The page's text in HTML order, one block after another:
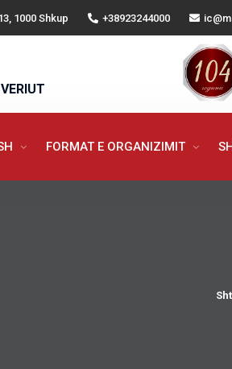
1000 Shkup +38923244000
FORMAT E ORGANIZIMIT